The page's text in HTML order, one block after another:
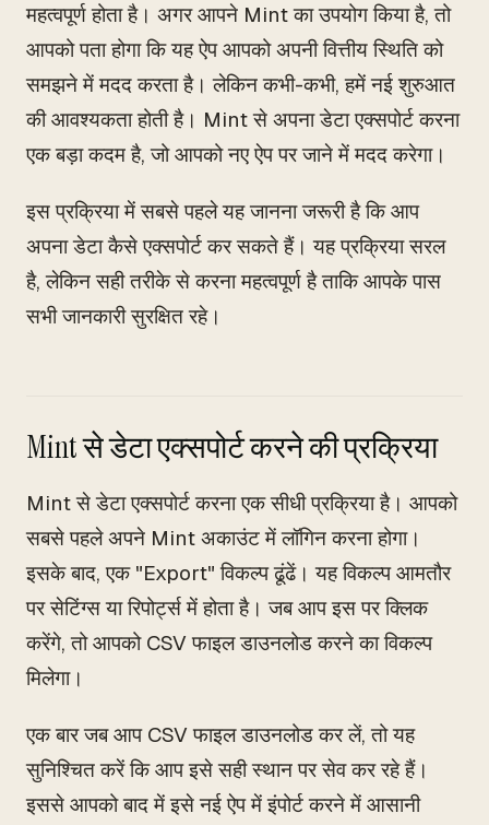
महत्वपूर्ण होता है। अगर आपने Mint का उपयोग किया है, तो
आपको पता होगा कि यह ऐप आपको अपनी वित्तीय स्थिति को
समझने में मदद करता है। लेकिन कभी-कभी, हमें नई शुरुआत
की आवश्यकता होती है। Mint से अपना डेटा एक्सपोर्ट करना
एक बड़ा कदम है, जो आपको नए ऐप पर जाने में मदद करेगा।
इस प्रक्रिया में सबसे पहले यह जानना जरूरी है कि आप
अपना डेटा कैसे एक्सपोर्ट कर सकते हैं। यह प्रक्रिया सरल
है, लेकिन सही तरीके से करना महत्वपूर्ण है ताकि आपके पास
सभी जानकारी सुरक्षित रहे।
Mint से डेटा एक्सपोर्ट करने की प्रक्रिया
Mint से डेटा एक्सपोर्ट करना एक सीधी प्रक्रिया है। आपको
सबसे पहले अपने Mint अकाउंट में लॉगिन करना होगा।
इसके बाद, एक "Export" विकल्प ढूंढें। यह विकल्प आमतौर
पर सेटिंग्स या रिपोर्ट्स में होता है। जब आप इस पर क्लिक
करेंगे, तो आपको CSV फाइल डाउनलोड करने का विकल्प
मिलेगा।
एक बार जब आप CSV फाइल डाउनलोड कर लें, तो यह
सुनिश्चित करें कि आप इसे सही स्थान पर सेव कर रहे हैं।
इससे आपको बाद में इसे नई ऐप में इंपोर्ट करने में आसानी